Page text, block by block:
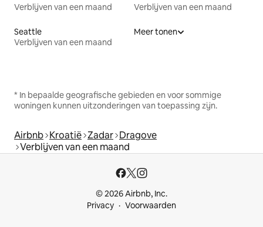
Verblijven van een maand
Verblijven van een maand
Seattle
Verblijven van een maand
Meer tonen
* In bepaalde geografische gebieden en voor sommige
woningen kunnen uitzonderingen van toepassing zijn.
Airbnb Kroatië Zadar Dragove
Verblijven van een maand
© 2026 Airbnb, Inc.
Privacy
Voorwaarden